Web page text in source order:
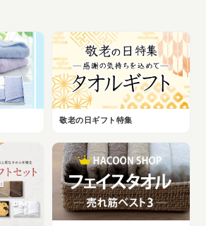
敬老の日ギフト特集